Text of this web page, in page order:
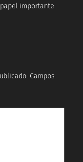
importante
Campos